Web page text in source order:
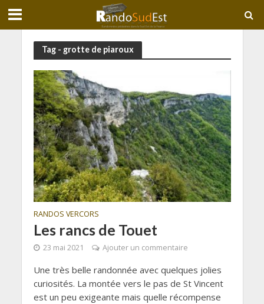
Tag - grotte de piaroux
RANDOS VERCORS
Les rancs de Touet
23 mai 2021 Ajouter un commentaire
Une très belle randonnée avec quelques jolies
curiosités. La montée vers le pas de St Vincent
est un peu exigeante mais quelle récompense